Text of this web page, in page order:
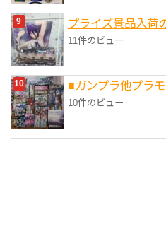
プライズ景品入荷
11件のビュー
■ガンプラ他プラ
10件のビュー